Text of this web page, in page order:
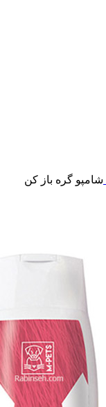
شامپو گره باز کن